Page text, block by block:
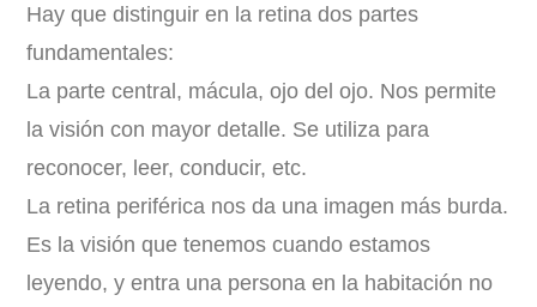
Hay que distinguir en la retina dos partes
fundamentales:
La parte central, mácula, ojo del ojo. Nos permite
la visión con mayor detalle. Se utiliza para
reconocer, leer, conducir, etc.
La retina periférica nos da una imagen más burda.
Es la visión que tenemos cuando estamos
leyendo, y entra una persona en la habitación no